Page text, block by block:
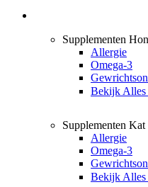
Supplementen
Allergie
Omega-3
Bekijk
Supplementen Kat
Allergie
Omega-3
Bekijk